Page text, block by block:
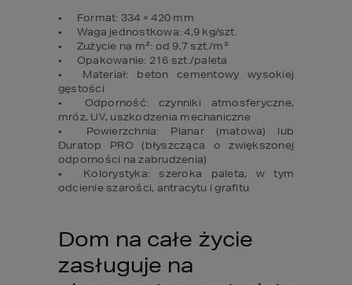
•	Format: 334 × 420 mm
•	Waga jednostkowa: 4,9 kg/szt.
•	Zużycie na m²: od 9,7 szt./m²
•	Opakowanie: 216 szt./paleta
•	Materiał: beton cementowy wysokiej
gęstości
•	Odporność: czynniki atmosferyczne,
mróz, UV, uszkodzenia mechaniczne
•	Powierzchnia: Planar (matowa) lub
Duratop PRO (błyszcząca o zwiększonej
odporności na zabrudzenia)
•	Kolorystyka: szeroka paleta, w tym
odcienie szarości, antracytu i grafitu
Dom na całe życie
zasługuje na